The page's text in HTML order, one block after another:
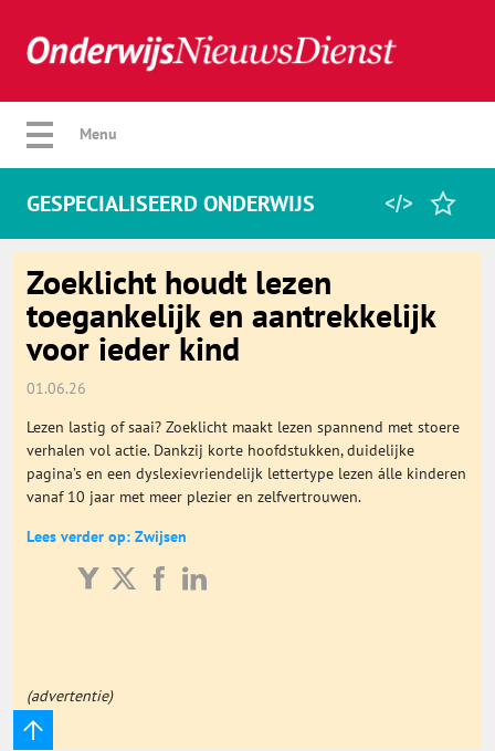
Verberg menu
Home
Favorieten
Algemeen
Basisonderwijs
Menu
GESPECIALISEERD ONDERWIJS
Zoeklicht houdt lezen
toegankelijk en aantrekkelijk
voor ieder kind
01.06.26
Lezen lastig of saai? Zoeklicht maakt lezen spannend met stoere
verhalen vol actie. Dankzij korte hoofdstukken, duidelijke
pagina’s en een dyslexievriendelijk lettertype lezen álle kinderen
vanaf 10 jaar met meer plezier en zelfvertrouwen.
Lees verder op: Zwijsen
(advertentie)